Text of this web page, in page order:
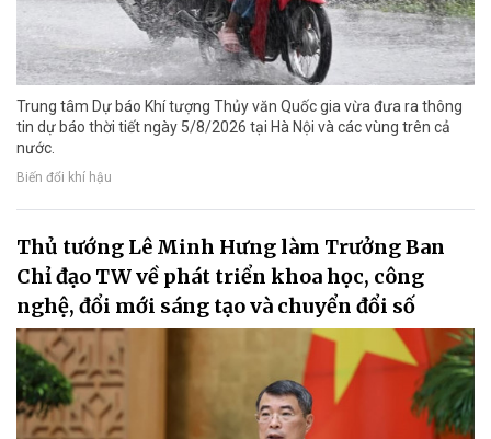
Trung tâm Dự báo Khí tượng Thủy văn Quốc gia vừa đưa ra thông
tin dự báo thời tiết ngày 5/8/2026 tại Hà Nội và các vùng trên cả
nước.
Biến đổi khí hậu
Thủ tướng Lê Minh Hưng làm Trưởng Ban
Chỉ đạo TW về phát triển khoa học, công
nghệ, đổi mới sáng tạo và chuyển đổi số